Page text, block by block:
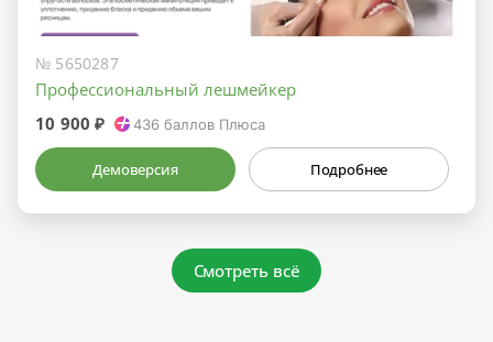
№ 5650287
Профессиональный лешмейкер
10 900 ₽
436баллов Плюса
Демоверсия Подробнее
Смотреть всё